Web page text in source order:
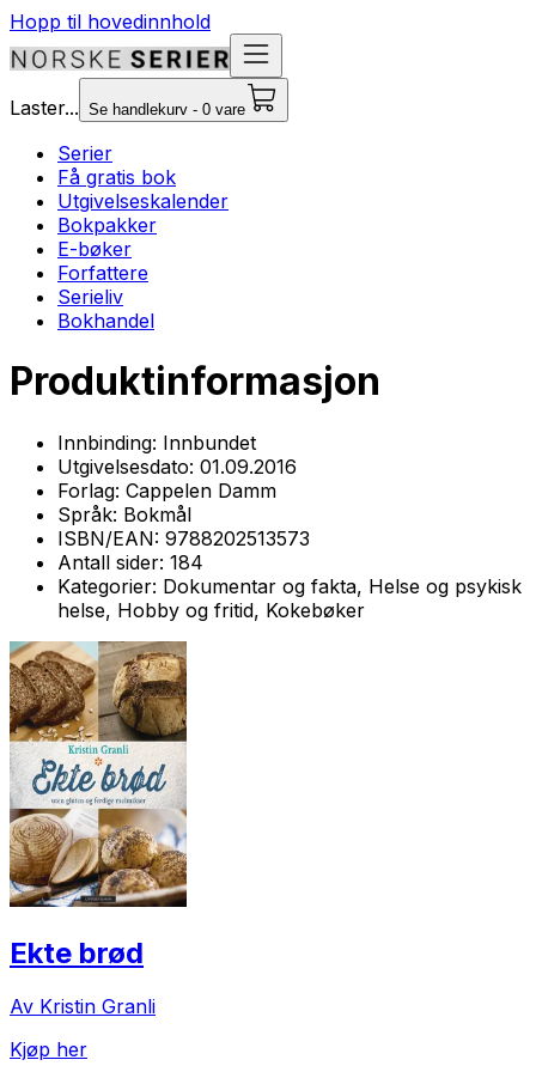
Hopp til hovedinnhold
Laster... Se handlekurv - 0 vare
Serier
Få gratis bok
Utgivelseskalender
Bokpakker
E-bøker
Forfattere
Serieliv
Bokhandel
Produktinformasjon
Innbinding: Innbundet
Utgivelsesdato: 01.09.2016
Forlag: Cappelen Damm
Språk: Bokmål
ISBN/EAN: 9788202513573
Antall sider: 184
Kategorier: Dokumentar og fakta, Helse og psykisk
helse, Hobby og fritid, Kokebøker
Ekte brød
Av Kristin Granli
Kjøp her